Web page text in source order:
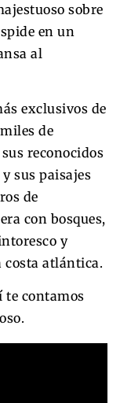
sobre
en un
al
exclusivos de
de
reconocidos
sus paisajes
de
con bosques,
y
costa atlántica.
te contamos